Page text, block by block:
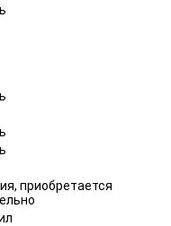
приобретается